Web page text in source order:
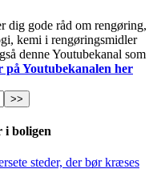
dig gode råd om rengøring,
kemi i rengøringsmidler
denne Youtubekanal som
på Youtubekanalen her
i boligen
steder, der bør kræses